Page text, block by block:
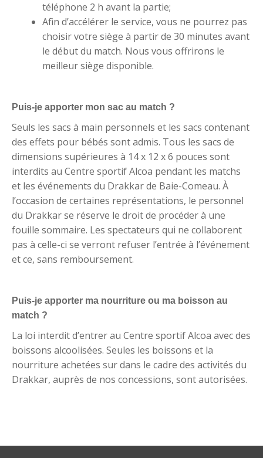
téléphone 2 h avant la partie;
Afin d’accélérer le service, vous ne pourrez pas
choisir votre siège à partir de 30 minutes avant
le début du match. Nous vous offrirons le
meilleur siège disponible.
Puis-je apporter mon sac au match ?
Seuls les sacs à main personnels et les sacs contenant
des effets pour bébés sont admis. Tous les sacs de
dimensions supérieures à 14 x 12 x 6 pouces sont
interdits au Centre sportif Alcoa pendant les matchs
et les événements du Drakkar de Baie-Comeau. À
l’occasion de certaines représentations, le personnel
du Drakkar se réserve le droit de procéder à une
fouille sommaire. Les spectateurs qui ne collaborent
pas à celle-ci se verront refuser l’entrée à l’événement
et ce, sans remboursement.
Puis-je apporter ma nourriture ou ma boisson au
match ?
La loi interdit d’entrer au Centre sportif Alcoa avec des
boissons alcoolisées. Seules les boissons et la
nourriture achetées sur dans le cadre des activités du
Drakkar, auprès de nos concessions, sont autorisées.